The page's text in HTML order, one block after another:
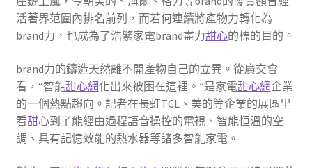
活著界范圍內排名前列，而若何連續將產物力轉化為
brand力，也成為了浩繁家電brand盡力甜心的標的目的。
brand力的鑄造天然離不開產物自己的立異。從廣交會
看，“智能甜心網化出來被困在這裡。”是家電甜心網企業
的一個熱點趨向。記者在長虹TCL、美的等企業的展區里
看甜心到了能經由過程語音操控的電視、智能恒溫的空
調、具有記憶效能的熱水器等諸多智能家電。